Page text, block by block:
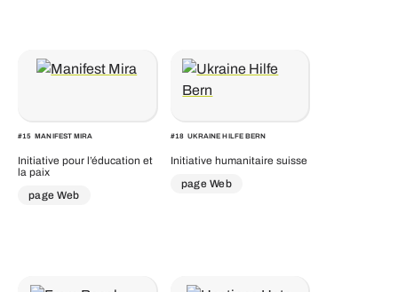
#15 MANIFEST MIRA
Initiative pour l’éducation et
la paix
page Web
#18 UKRAINE HILFE BERN
Initiative humanitaire suisse
page Web